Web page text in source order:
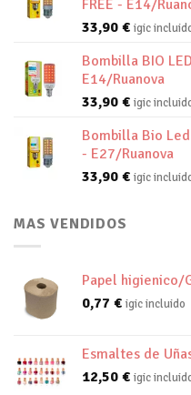
FREE - E14/
33,90 € igic
Bombilla BIO
E14/Ruanova
33,90 € igic
Bombilla Bio
- E27/Ruanova
33,90 € igic
MAS VENDIDOS
Papel higienico/
0,77 € igic incluido
Esmaltes de
12,50 € igic